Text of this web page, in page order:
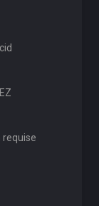
requise